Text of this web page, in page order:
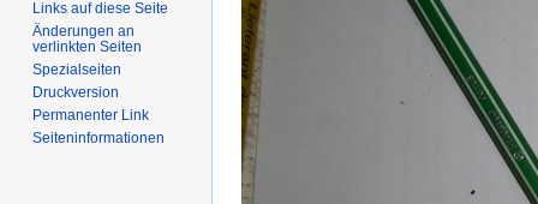
Links auf diese Seite
Änderungen an
verlinkten Seiten
Spezialseiten
Druckversion
Permanenter Link
Seiten­informationen